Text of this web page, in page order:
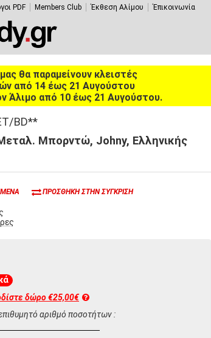
PDF Members Club Έκθεση Αλίμου Έπικοινωνία
θα παραμείνουν κλειστές
από 14 έως 21 Αυγούστου
Άλιμο από 10 έως 21 Αυγούστου.
BD**
Μπορντώ, Johny, Ελληνικής
ΠΡΟΣΘΉΚΗ ΣΤΗΝ ΣΎΓΚΡΙΣΗ
δώρο €25,00€
αριθμό ποσοτήτων :